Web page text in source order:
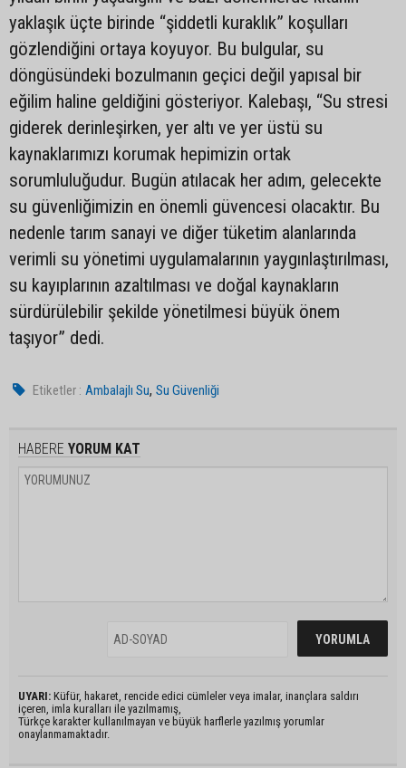
yaklaşık üçte birinde “şiddetli kuraklık” koşulları
gözlendiğini ortaya koyuyor. Bu bulgular, su
döngüsündeki bozulmanın geçici değil yapısal bir
eğilim haline geldiğini gösteriyor. Kalebaşı, “Su stresi
giderek derinleşirken, yer altı ve yer üstü su
kaynaklarımızı korumak hepimizin ortak
sorumluluğudur. Bugün atılacak her adım, gelecekte
su güvenliğimizin en önemli güvencesi olacaktır. Bu
nedenle tarım sanayi ve diğer tüketim alanlarında
verimli su yönetimi uygulamalarının yaygınlaştırılması,
su kayıplarının azaltılması ve doğal kaynakların
sürdürülebilir şekilde yönetilmesi büyük önem
taşıyor” dedi.
Etiketler : Ambalajlı Su,Su Güvenliği
HABERE YORUM KAT
UYARI: Küfür, hakaret, rencide edici cümleler veya imalar, inançlara saldırı
içeren, imla kuralları ile yazılmamış,
Türkçe karakter kullanılmayan ve büyük harflerle yazılmış yorumlar
onaylanmamaktadır.